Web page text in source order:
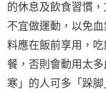
的休息及飲食習慣
不宜做運動，以免
料應在飯前享用，
餐，否則會動用太
寒」的人可多「跺